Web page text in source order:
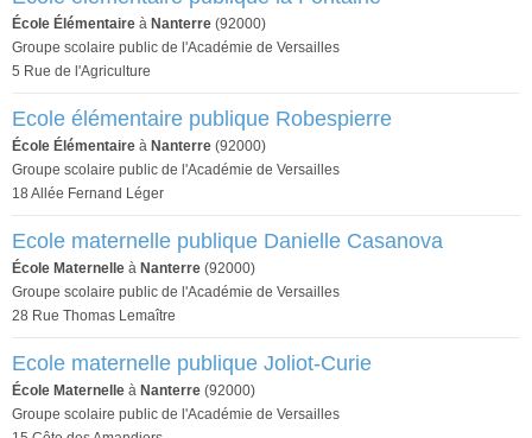
École Élémentaire à Nanterre (92000)
Groupe scolaire public de l'Académie de Versailles
5 Rue de l'Agriculture
Ecole élémentaire publique Robespierre
École Élémentaire à Nanterre (92000)
Groupe scolaire public de l'Académie de Versailles
18 Allée Fernand Léger
Ecole maternelle publique Danielle Casanova
École Maternelle à Nanterre (92000)
Groupe scolaire public de l'Académie de Versailles
28 Rue Thomas Lemaître
Ecole maternelle publique Joliot-Curie
École Maternelle à Nanterre (92000)
Groupe scolaire public de l'Académie de Versailles